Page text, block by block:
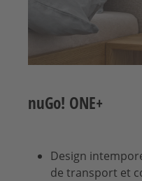
nuGo! ONE+
Design
de transport et